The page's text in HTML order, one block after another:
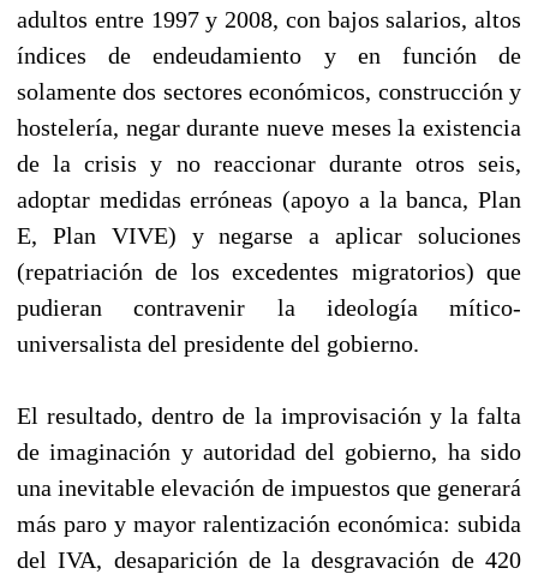
adultos entre 1997 y 2008, con bajos salarios, altos
índices de endeudamiento y en función de
solamente dos sectores económicos, construcción y
hostelería, negar durante nueve meses la existencia
de la crisis y no reaccionar durante otros seis,
adoptar medidas erróneas (apoyo a la banca, Plan
E, Plan VIVE) y negarse a aplicar soluciones
(repatriación de los excedentes migratorios) que
pudieran contravenir la ideología mítico-
universalista del presidente del gobierno.
El resultado, dentro de la improvisación y la falta
de imaginación y autoridad del gobierno, ha sido
una inevitable elevación de impuestos que generará
más paro y mayor ralentización económica: subida
del IVA, desaparición de la desgravación de 420